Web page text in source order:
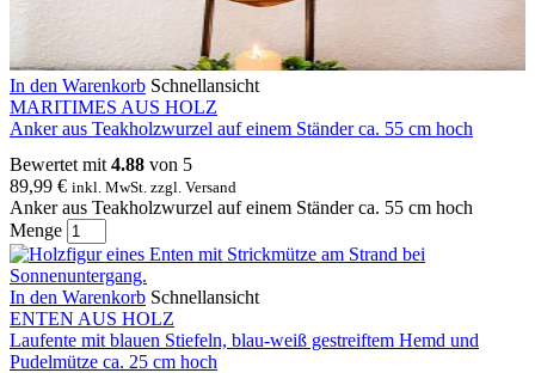
In den Warenkorb Schnellansicht
MARITIMES AUS HOLZ
Anker aus Teakholzwurzel auf einem Ständer ca. 55 cm hoch
Bewertet mit 4.88 von 5
89,99 € inkl. MwSt. zzgl. Versand
Anker aus Teakholzwurzel auf einem Ständer ca. 55 cm hoch
Menge
In den Warenkorb Schnellansicht
ENTEN AUS HOLZ
Laufente mit blauen Stiefeln, blau-weiß gestreiftem Hemd und
Pudelmütze ca. 25 cm hoch